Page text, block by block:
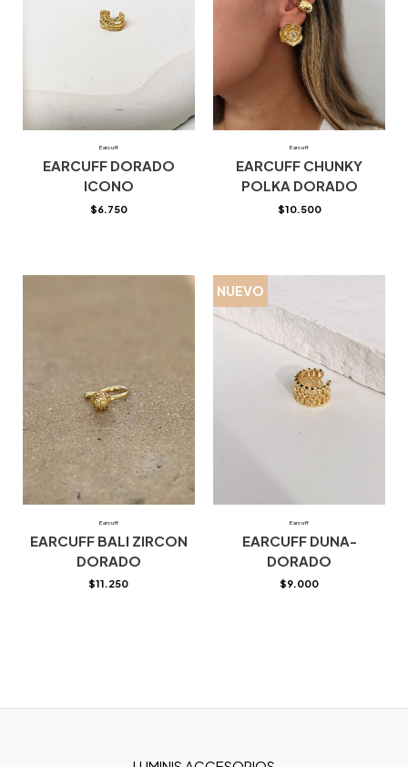
Earcuff
EARCUFF DORADO
ICONO
$6.750
Earcuff
EARCUFF CHUNKY
POLKA DORADO
$10.500
Earcuff
EARCUFF BALI ZIRCON
DORADO
$11.250
NUEVO
Earcuff
EARCUFF DUNA-
DORADO
$9.000